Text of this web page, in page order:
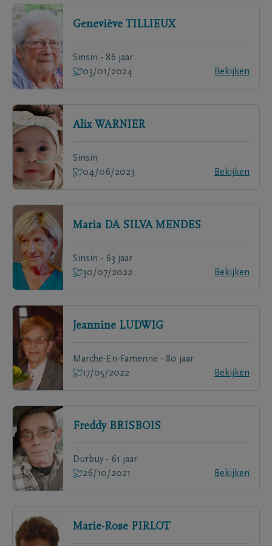
Geneviève TILLIEUX
Sinsin - 86 jaar
03/01/2024
Bekijken
Alix WARNIER
Sinsin
04/06/2023
Bekijken
Maria DA SILVA MENDES
Sinsin - 63 jaar
30/07/2022
Bekijken
Jeannine LUDWIG
Marche-En-Famenne - 80 jaar
17/05/2022
Bekijken
Freddy BRISBOIS
Durbuy - 61 jaar
26/10/2021
Bekijken
Marie-Rose PIRLOT